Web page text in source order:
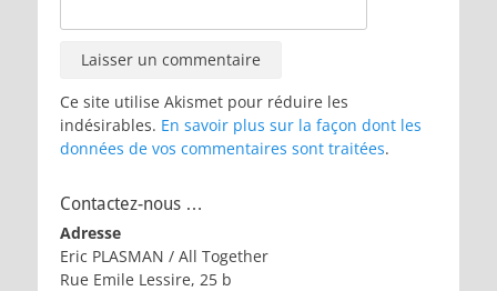
Ce site utilise Akismet pour réduire les
indésirables. En savoir plus sur la façon dont les
données de vos commentaires sont traitées.
Contactez-nous …
Adresse
Eric PLASMAN / All Together
Rue Emile Lessire, 25 b